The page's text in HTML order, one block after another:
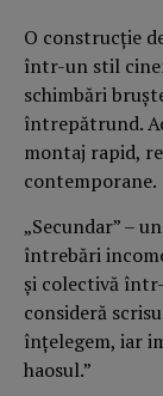
O construcție
într-un stil
schimbări
întrepătrund.
montaj rapid,
contemporane.
„Secundar” –
întrebări
și colectivă
consideră
înțelegem, iar
haosul.”